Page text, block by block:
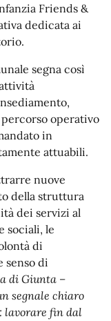
Friends &
dedicata ai
segna così
percorso operativo
in
attuabili.
nuove
della struttura
dei servizi al
sociali, le
di
senso di
di Giunta –
segnale chiaro
lavorare fin dal